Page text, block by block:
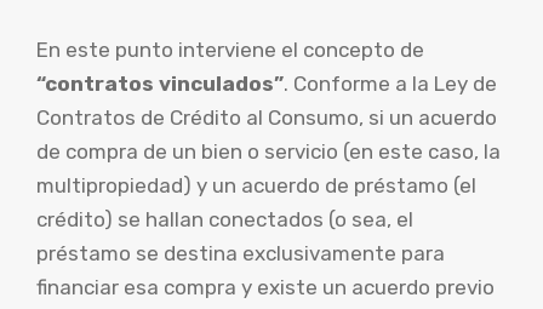
En este punto interviene el concepto de
“contratos vinculados”. Conforme a la Ley de
Contratos de Crédito al Consumo, si un acuerdo
de compra de un bien o servicio (en este caso, la
multipropiedad) y un acuerdo de préstamo (el
crédito) se hallan conectados (o sea, el
préstamo se destina exclusivamente para
financiar esa compra y existe un acuerdo previo